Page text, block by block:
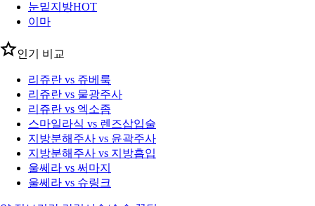
눈밑지방HOT
이마
인기 비교
리쥬란 vs 쥬베룩
리쥬란 vs 물광주사
리쥬란 vs 엑소좀
스마일라식 vs 렌즈삽입술
지방분해주사 vs 윤곽주사
지방분해주사 vs 지방흡입
울쎄라 vs 써마지
울쎄라 vs 슈링크